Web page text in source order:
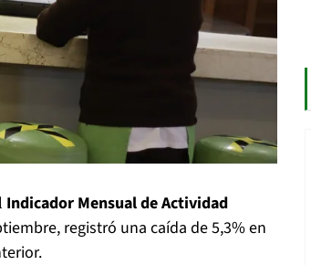
Indicador Mensual de Actividad
registró una caída de 5,3% en